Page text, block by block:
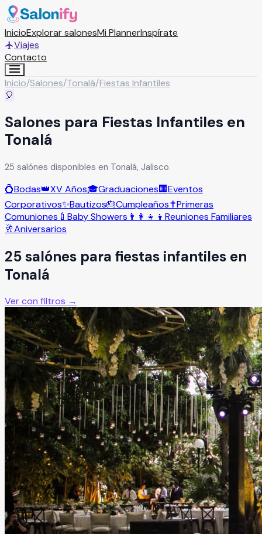
InicioExplorar salonesMi PlannerInspírate
Viajes
Contacto
Inicio/Salones/Tonalá/Fiestas Infantiles
🎈
Salones para Fiestas Infantiles en
Tonalá
25 salónes disponibles en Tonalá, Jalisco.
💍Bodas👑XV Años🎓Graduaciones🏢Eventos
Corporativos✨Bautizos🎂Cumpleaños✝️Primeras
Comuniones 🍼 Baby Showers 👨‍👩‍👧‍👦 Reuniones Familiares
🥂Aniversarios
25salónes para fiestas infantiles en
Tonalá
Ver con filtros →